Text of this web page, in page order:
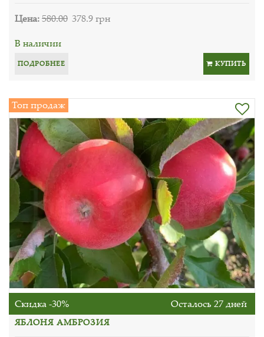
Цена:580.00 378.9 грн
В наличии
ПОДРОБНЕЕ КУПИТЬ
Топ продаж
Скидка -30% Осталось 27 дней
ЯБЛОНЯ АМБРОЗИЯ